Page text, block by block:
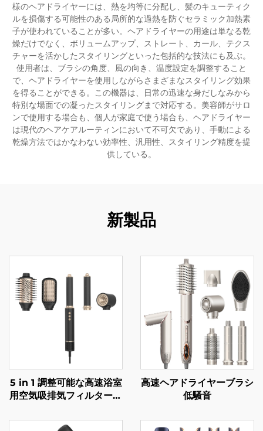
様のヘアドライヤーには、熱を均等に分配し、髪のキューティク
ルを損傷する可能性のある局所的な過熱を防ぐセラミック加熱素
子が使われていることが多い。ヘアドライヤーの用途は単なる乾
燥だけでなく、ボリュームアップ、ストレート、カール、テクス
チャーを活かしたスタイリングといった包括的な技法にも及ぶ。
使用者は、ブラシの角度、風の向き、温度設定を調整すること
で、ヘアドライヤーを使用しながらさまざまなスタイリング効果
を得ることができる。この機器は、日常の迅速な身だしなみから
特別な場面での凝ったスタイリングまで対応する。美容師がサロ
ンで使用する場合も、個人が家庭で使う場合も、ヘアドライヤー
は現代のヘアケアルーティンにおいて不可欠であり、手動による
乾燥方法ではかなわない効率性、汎用性、スタイリング精度を提
供している。
新製品
5 in 1 調整可能な高速浴室
用空気吸排気フィルターメ
ン付きヘアドライヤー
高速ヘアドライヤーブラシ
低騒音